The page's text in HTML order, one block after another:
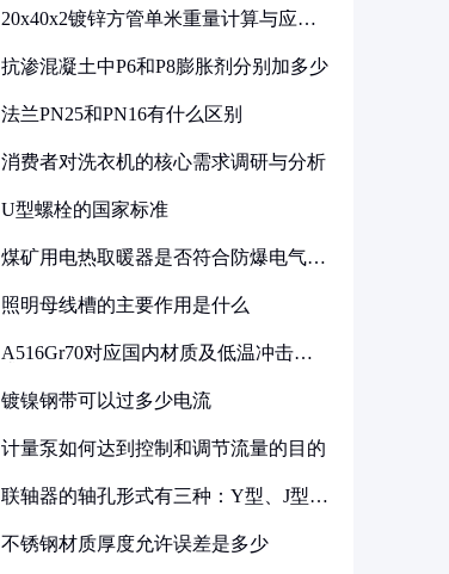
20x40x2镀锌方管单米重量计算与应用
抗渗混凝土中P6和P8膨胀剂分别加多少
法兰PN25和PN16有什么区别
消费者对洗衣机的核心需求调研与分析
U型螺栓的国家标准
煤矿用电热取暖器是否符合防爆电气设
照明母线槽的主要作用是什么
A516Gr70对应国内材质及低温冲击要
镀镍钢带可以过多少电流
计量泵如何达到控制和调节流量的目的
联轴器的轴孔形式有三种：Y型、J型、
不锈钢材质厚度允许误差是多少